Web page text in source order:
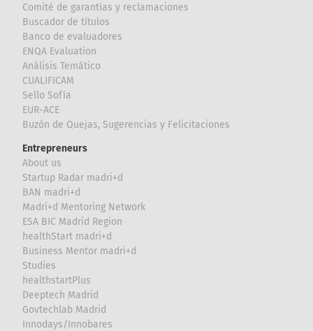
Comité de garantías y reclamaciones
Buscador de títulos
Banco de evaluadores
ENQA Evaluation
Análisis Temático
CUALIFICAM
Sello Sofía
EUR-ACE
Buzón de Quejas, Sugerencias y Felicitaciones
Entrepreneurs
About us
Startup Radar madri+d
BAN madri+d
Madri+d Mentoring Network
ESA BIC Madrid Region
healthStart madri+d
Business Mentor madri+d
Studies
healthstartPlus
Deeptech Madrid
Govtechlab Madrid
Innodays/Innobares